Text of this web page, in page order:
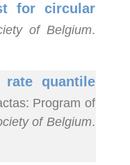
for circular
of Belgium.
rate quantile
Program of
of Belgium.